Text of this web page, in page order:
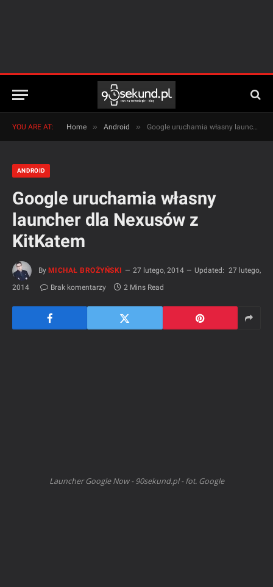
YOU ARE AT: Home » Android » Google uruchamia własny launcher dla Nexusów z KitKatem
ANDROID
Google uruchamia własny
launcher dla Nexusów z
KitKatem
By MICHAŁ BROŻYŃSKI 27 lutego, 2014 Updated: 27 lutego,
2014
Brak komentarzy 2 Mins Read
Launcher Google Now - 90sekund.pl - fot. Google